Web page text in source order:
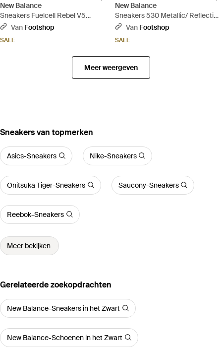
New Balance
Sneakers Fuelcell Rebel V5
Alkaline/ Boyseerry/ Dark Metallic
Van Footshop
SALE
New Balance
Sneakers 530 Metallic/ Reflection
Eur - Wit
Van Footshop
SALE
Meer weergeven
‪Sneakers‬ van topmerken
Asics-Sneakers Nike-Sneakers
Onitsuka Tiger-Sneakers Saucony-Sneakers
Reebok-Sneakers
Meer bekijken
Gerelateerde zoekopdrachten
New Balance-Sneakers in het Zwart
New Balance-Schoenen in het Zwart